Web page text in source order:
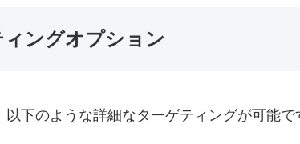
ィングオプション
以下のような詳細なターゲティングが可能で